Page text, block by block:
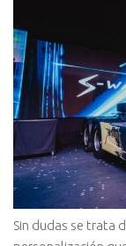
Sin dudas se trata